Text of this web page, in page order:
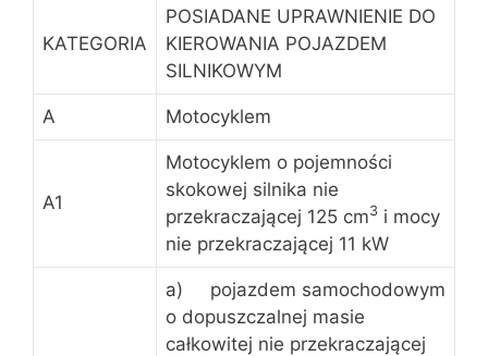
KATEGORIA
POSIADANE UPRAWNIENIE DO
KIEROWANIA POJAZDEM
SILNIKOWYM
A Motocyklem
A1
Motocyklem o pojemności
skokowej silnika nie
przekraczającej 125 cm3 i mocy
nie przekraczającej 11 kW
a) pojazdem samochodowym
o dopuszczalnej masie
całkowitej nie przekraczającej